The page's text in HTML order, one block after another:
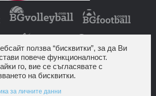
ползва “бисквитки”, за да Ви
повече функционалност.
го, вие се съгласявате с
на бисквитки.
за личните данни